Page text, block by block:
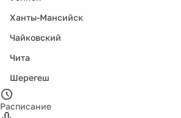
Ханты-Мансийск
Чайковский
Чита
Шерегеш
Расписание